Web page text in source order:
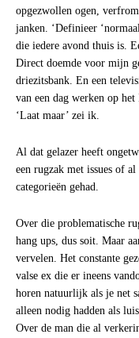
opgezwollen ogen,
janken. ‘Definieer
die iedere avond thuis is.
Direct doemde voor mijn
driezitsbank. En een
van een dag werken op
‘Laat maar’ zei ik.
Al dat gelazer heeft
een rugzak met issues of
categorieën gehad.
Over die problematische
hang ups, dus soit. Maar
vervelen. Het constante
valse ex die er ineens
horen natuurlijk als je net
alleen nodig hadden als
Over de man die al